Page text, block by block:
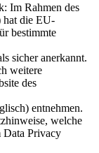
Im Rahmen des
hat die EU-
bestimmte
sicher anerkannt.
weitere
des
entnehmen.
welche
Data Privacy